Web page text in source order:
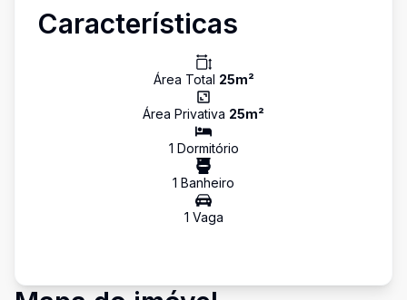
Características
Área Total 25m²
Área Privativa 25m²
1 Dormitório
1 Banheiro
1 Vaga